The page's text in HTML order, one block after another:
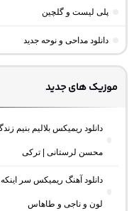
پلی لیست و گلچین
دانلود مداحی و نوحه جدید
موزیک های جدید
دانلود ریمیکس بلالیم بنیم
محسن لرستانی | ترکی
دانلود آهنگ ریمیکس سر
لون و ناجی و طاهاس